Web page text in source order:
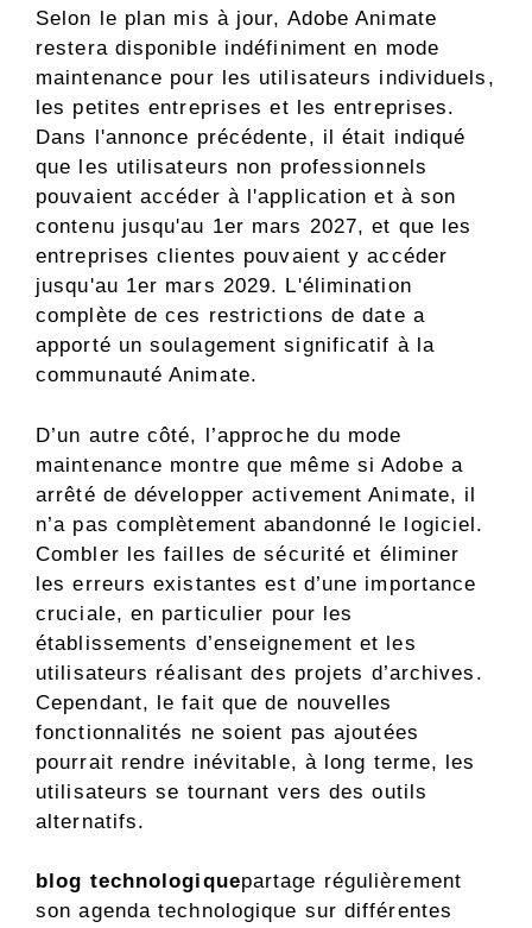
Selon le plan mis à jour, Adobe Animate
restera disponible indéfiniment en mode
maintenance pour les utilisateurs individuels,
les petites entreprises et les entreprises.
Dans l'annonce précédente, il était indiqué
que les utilisateurs non professionnels
pouvaient accéder à l'application et à son
contenu jusqu'au 1er mars 2027, et que les
entreprises clientes pouvaient y accéder
jusqu'au 1er mars 2029. L'élimination
complète de ces restrictions de date a
apporté un soulagement significatif à la
communauté Animate.
D’un autre côté, l’approche du mode
maintenance montre que même si Adobe a
arrêté de développer activement Animate, il
n’a pas complètement abandonné le logiciel.
Combler les failles de sécurité et éliminer
les erreurs existantes est d’une importance
cruciale, en particulier pour les
établissements d’enseignement et les
utilisateurs réalisant des projets d’archives.
Cependant, le fait que de nouvelles
fonctionnalités ne soient pas ajoutées
pourrait rendre inévitable, à long terme, les
utilisateurs se tournant vers des outils
alternatifs.
blog technologiquepartage régulièrement
son agenda technologique sur différentes